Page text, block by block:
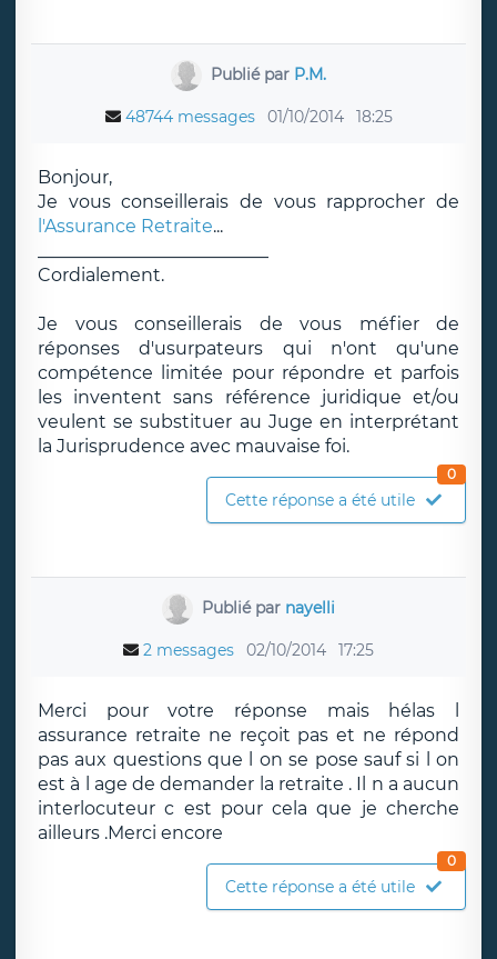
Publié par P.M.
48744 messages 01/10/2014 18:25
Bonjour,
Je vous conseillerais de vous rapprocher de
l'Assurance Retraite...
Cordialement.
Je vous conseillerais de vous méfier de
réponses d'usurpateurs qui n'ont qu'une
compétence limitée pour répondre et parfois
les inventent sans référence juridique et/ou
veulent se substituer au Juge en interprétant
la Jurisprudence avec mauvaise foi.
Cette réponse a été utile
0
Publié par nayelli
2 messages 02/10/2014 17:25
Merci pour votre réponse mais hélas l
assurance retraite ne reçoit pas et ne répond
pas aux questions que l on se pose sauf si l on
est à l age de demander la retraite . Il n a aucun
interlocuteur c est pour cela que je cherche
ailleurs .Merci encore
Cette réponse a été utile
0